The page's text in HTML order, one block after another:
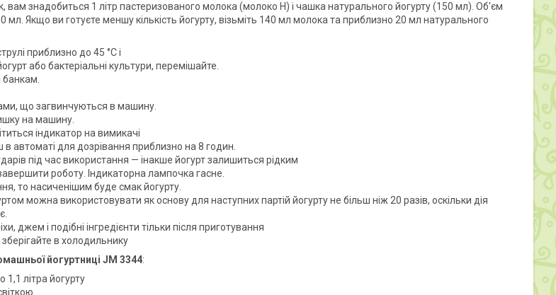
вам знадобиться 1 літр пастеризованого молока (молоко H) і чашка натурального йогурту (150 мл). Об'єм
мл. Якщо ви готуєте меншу кількість йогурту, візьміть 140 мл молока та приблизно 20 мл натурального
приблизно до 45 °C і
або бактеріальні культури, перемішайте.
що загвинчуються в машину.
на машину.
індикатор на вимикачі
автоматі для дозрівання приблизно на 8 годин.
під час використання — інакше йогурт залишиться рідким
роботу. Індикаторна лампочка гасне.
то насиченішим буде смак йогурту.
можна використовувати як основу для наступних партій йогурту не більш ніж 20 разів, оскільки дія
джем і подібні інгредієнти тільки після приготування
в холодильнику
йогуртниці JM 3344:
1,1 літра йогурту